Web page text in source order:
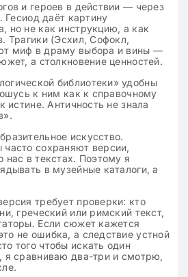
и героев в действии — через
Гесиод даёт картину
но не как инструкцию, а как
Трагики (Эсхил, Софокл,
миф в драму выбора и вины —
а столкновение ценностей.
библиотеки» удобны
к ним как к справочному
истине. Античность не знала
искусство.
сохраняют версии,
в текстах. Поэтому я
в музейные каталоги, а
требует проверки: кто
греческий или римский текст,
Если сюжет кажется
не ошибка, а следствие устной
того чтобы искать один
я сравниваю два-три и смотрю,